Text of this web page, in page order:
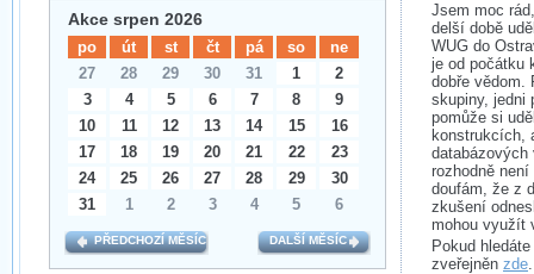
Akce srpen 2026
po út st čt pá so
ne
27
28 29 30 31 1
2
3
4 5 6 7 8
9
10
11 12 13 14 15
16
17
18 19 20 21 22
23
24
25 26 27 28 29
30
31
1 2 3 4 5 6
PŘEDCHOZÍ MĚSÍC DALŠÍ MĚSÍC
Jsem moc
delší době
WUG do
je od počátku
dobře vědom.
skupiny, jedni
pomůže si
konstrukcích,
databázových
rozhodně
doufám, že z
zkušení
mohou využít
Pokud
zveřejněn zde.